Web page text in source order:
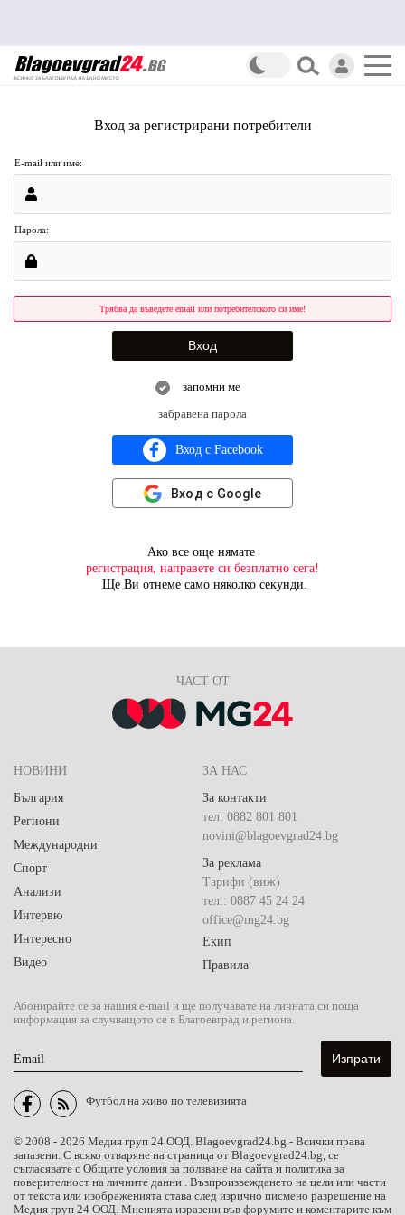
Вход за регистрирани потребители
E-mail или име:
Парола:
Трябва да въведете email или потребителското си име!
запомни ме
забравена парола
Вход с Facebook
Вход с Google
Ако все още нямате
регистрация, направете си безплатно сега!
Ще Ви отнеме само няколко секунди.
ЧАСТ ОТ
НОВИНИ
България
Региони
Международни
Спорт
Анализи
Интервю
Интересно
Видео
ЗА НАС
За контакти
тел: 0882 801 801
novini@blagoevgrad24.bg
За реклама
Тарифи (виж)
тел.: 0887 45 24 24
office@mg24.bg
Екип
Правила
Абонирайте се за нашия e-mail и ще получавате на личната си поща
информация за случващото се в Благоевград и региона.
Email
Футбол на живо по телевизията
© 2008 - 2026 Медия груп 24 ООД. Blagoevgrad24.bg - Всички права
запазени. С всяко отваряне на страница от Blagoevgrad24.bg, се
съгласявате с Общите условия за ползване на сайта и политика за
поверителност на личните данни . Възпроизвеждането на цели или части
от текста или изображенията става след изрично писмено разрешение на
Медия груп 24 ООД. Мненията изразени във форумите и коментарите към